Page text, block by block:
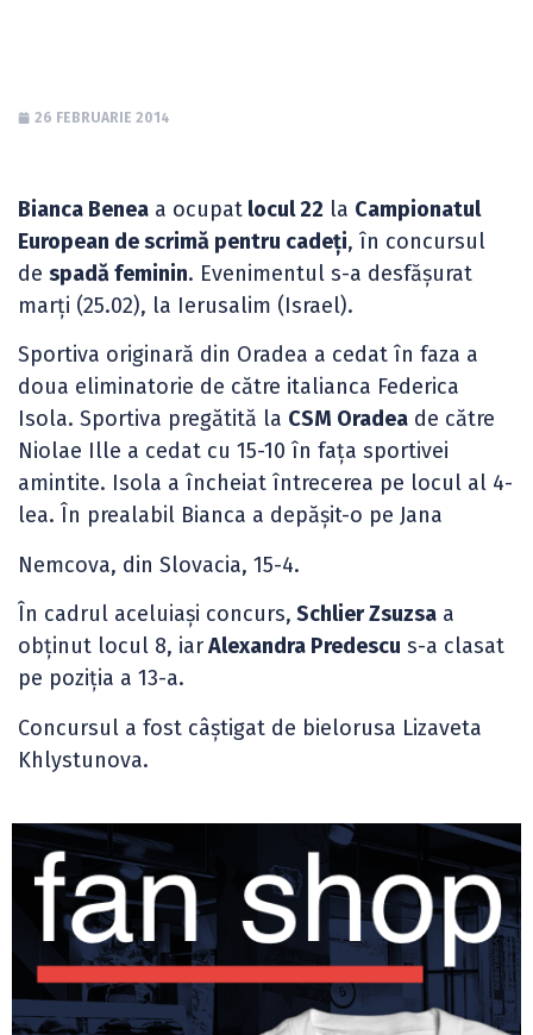
26 FEBRUARIE 2014
Bianca Benea a ocupat locul 22 la Campionatul
European de scrimă pentru cadeți, în concursul
de spadă feminin. Evenimentul s-a desfășurat
marți (25.02), la Ierusalim (Israel).
Sportiva originară din Oradea a cedat în faza a
doua eliminatorie de către italianca Federica
Isola. Sportiva pregătită la CSM Oradea de către
Niolae Ille a cedat cu 15-10 în fața sportivei
amintite. Isola a încheiat întrecerea pe locul al 4-
lea. În prealabil Bianca a depășit-o pe Jana
Nemcova, din Slovacia, 15-4.
În cadrul aceluiași concurs, Schlier Zsuzsa a
obținut locul 8, iarAlexandra Predescu s-a clasat
pe poziția a 13-a.
Concursul a fost câștigat de bielorusa Lizaveta
Khlystunova.